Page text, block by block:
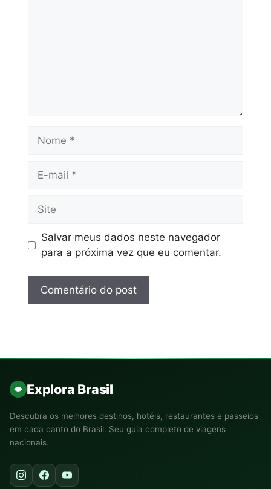
Salvar meus dados neste navegador
para a próxima vez que eu comentar.
Explora Brasil
Descubra os melhores destinos, hotéis, restaurantes e passeios
em cada canto do Brasil. Seu guia completo de viagens
nacionais.